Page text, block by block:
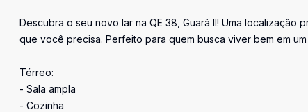
Descubra o seu novo lar na QE 38, Guará II! Uma
que você precisa. Perfeito para quem busca viver bem em
Térreo:
- Sala ampla
- Cozinha